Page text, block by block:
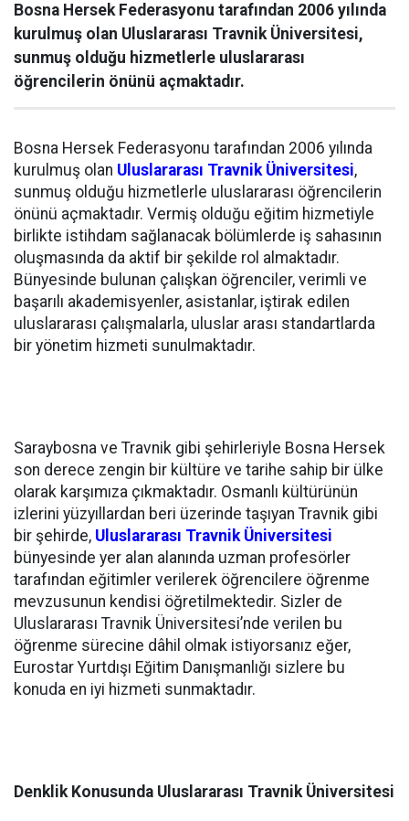
Bosna Hersek Federasyonu tarafından 2006 yılında
kurulmuş olan Uluslararası Travnik Üniversitesi,
sunmuş olduğu hizmetlerle uluslararası
öğrencilerin önünü açmaktadır.
Bosna Hersek Federasyonu tarafından 2006 yılında
kurulmuş olan Uluslararası Travnik Üniversitesi,
sunmuş olduğu hizmetlerle uluslararası öğrencilerin
önünü açmaktadır. Vermiş olduğu eğitim hizmetiyle
birlikte istihdam sağlanacak bölümlerde iş sahasının
oluşmasında da aktif bir şekilde rol almaktadır.
Bünyesinde bulunan çalışkan öğrenciler, verimli ve
başarılı akademisyenler, asistanlar, iştirak edilen
uluslararası çalışmalarla, uluslar arası standartlarda
bir yönetim hizmeti sunulmaktadır.
Saraybosna ve Travnik gibi şehirleriyle Bosna Hersek
son derece zengin bir kültüre ve tarihe sahip bir ülke
olarak karşımıza çıkmaktadır. Osmanlı kültürünün
izlerini yüzyıllardan beri üzerinde taşıyan Travnik gibi
bir şehirde, Uluslararası Travnik Üniversitesi
bünyesinde yer alan alanında uzman profesörler
tarafından eğitimler verilerek öğrencilere öğrenme
mevzusunun kendisi öğretilmektedir. Sizler de
Uluslararası Travnik Üniversitesi’nde verilen bu
öğrenme sürecine dâhil olmak istiyorsanız eğer,
Eurostar Yurtdışı Eğitim Danışmanlığı sizlere bu
konuda en iyi hizmeti sunmaktadır.
Denklik Konusunda Uluslararası Travnik Üniversitesi